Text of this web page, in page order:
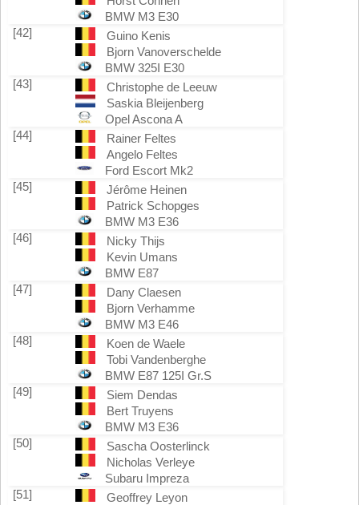
BMW M3 E30
[42]
Guino Kenis
Bjorn Vanoverschelde
BMW 325I E30
[43]
Christophe de Leeuw
Saskia Bleijenberg
Opel Ascona A
[44]
Rainer Feltes
Angelo Feltes
Ford Escort Mk2
[45]
Jérôme Heinen
Patrick Schopges
BMW M3 E36
[46]
Nicky Thijs
Kevin Umans
BMW E87
[47]
Dany Claesen
Bjorn Verhamme
BMW M3 E46
[48]
Koen de Waele
Tobi Vandenberghe
BMW E87 125I Gr.S
[49]
Siem Dendas
Bert Truyens
BMW M3 E36
[50]
Sascha Oosterlinck
Nicholas Verleye
Subaru Impreza
[51]
Geoffrey Leyon